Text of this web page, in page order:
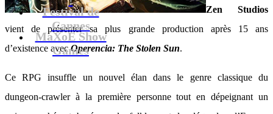
Festival de
Cannes
MaXoE Show
Games
Zen Studios
vient de présenter sa plus grande production après 15 ans
d’existence avecOperencia: The Stolen Sun.
Ce RPG insuffle un nouvel élan dans le genre classique du
dungeon-crawler à la première personne tout en dépeignant un